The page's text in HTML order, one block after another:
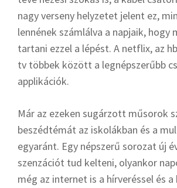
nagy verseny helyzetet jelent ez,
lennének számlálva a napjaik, hogy
tartani ezzel a lépést. A netflix, az
tv többek között a legnépszerűbb
applikációk.
Már az ezeken sugárzott műsorok
beszédtémát az iskolákban és a
egyaránt. Egy népszerű sorozat új
szenzációt tud kelteni, olyankor
még az internet is a hírveréssel és